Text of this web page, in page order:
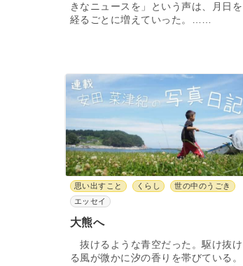
きなニュースを」という声は、月日を
経るごとに増えていった。……
思い出すこと くらし
世の中のうごき
エッセイ
大熊へ
抜けるような青空だった。駆け抜け
る風が微かに汐の香りを帯びている。